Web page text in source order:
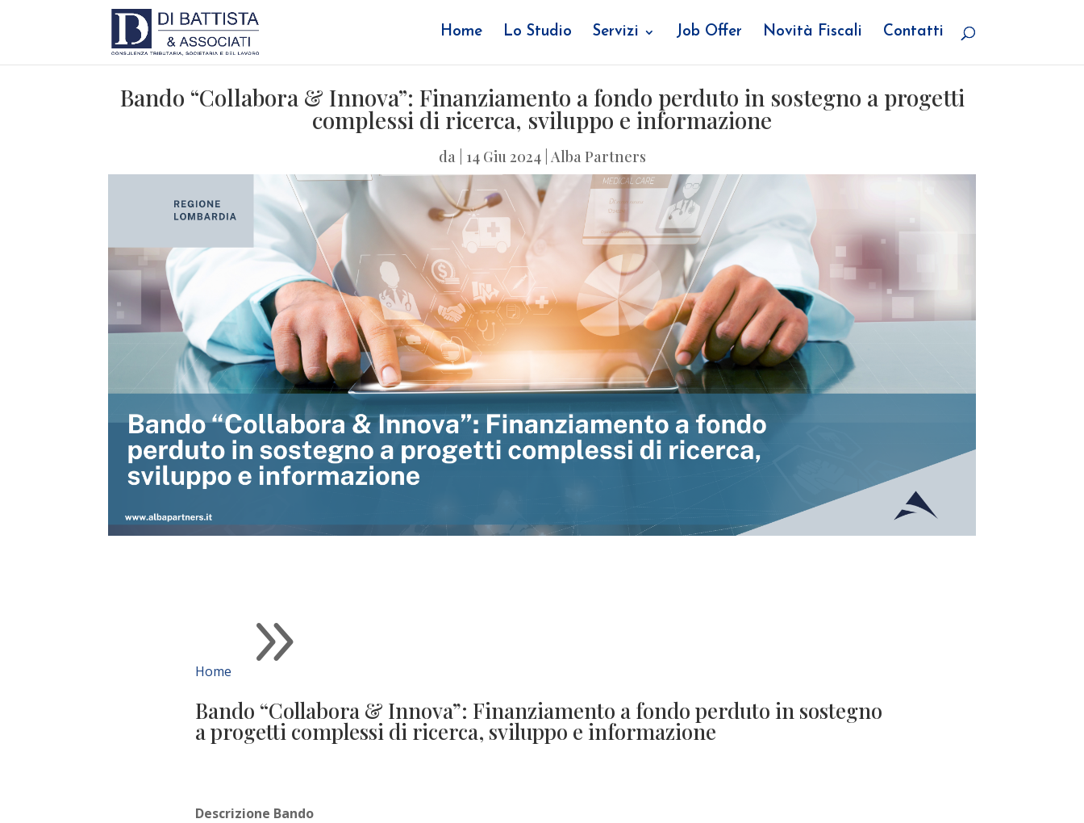
Home Lo Studio Servizi Job Offer Novità Fiscali Contatti
Bando “Collabora & Innova”: Finanziamento a fondo perduto in sostegno a progetti
complessi di ricerca, sviluppo e informazione
da 14 Giu 2024| Alba Partners
Home 9
Bando “Collabora & Innova”: Finanziamento a fondo perduto in sostegno
a progetti complessi di ricerca, sviluppo e informazione
Descrizione Bando